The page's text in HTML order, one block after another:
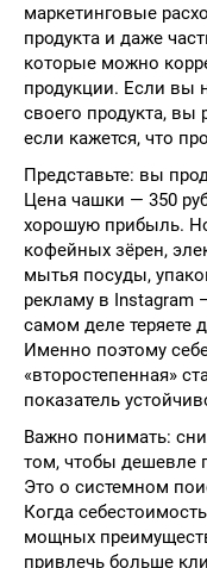
маркетинговые
продукта и даже
которые можно
продукции. Если вы
своего продукта, вы
если кажется, что
Представьте: вы
Цена чашки — 350
хорошую прибыль.
кофейных зёрен,
мытья посуды,
рекламу в Instagram
самом деле теряете
Именно поэтому
«второстепенная»
показатель
Важно понимать:
том, чтобы дешевле
Это о системном
Когда
мощных
привлечь больше